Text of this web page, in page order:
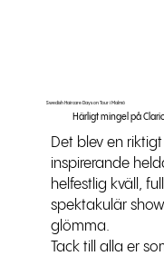
Swedish Haircare Days on Tour i Malmö
Härligt mingel på
Det blev en
inspirerande
helfestlig kväll,
spektakulär
glömma.
Tack till alla er